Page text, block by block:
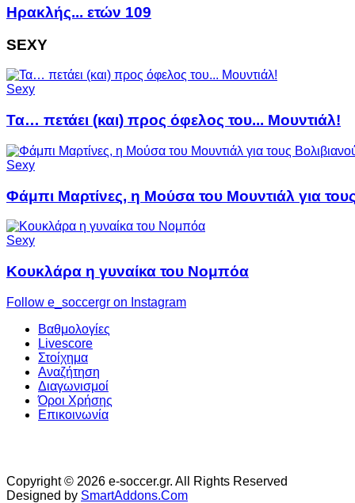
Ηρακλής... ετών 109
SEXY
Sexy
Τα… πετάει (και) προς όφελος του... Μουντιάλ!
Sexy
Φάμπι Μαρτίνες, η Μούσα του Μουντιάλ για
Sexy
Κουκλάρα η γυναίκα του Νομπόα
Follow e_soccergr on Instagram
Βαθμολογίες
Livescore
Στοίχημα
Αναζήτηση
Διαγωνισμοί
Όροι Χρήσης
Επικοινωνία
Copyright © 2026 e-soccer.gr. All Rights Reserved
Designed by SmartAddons.Com